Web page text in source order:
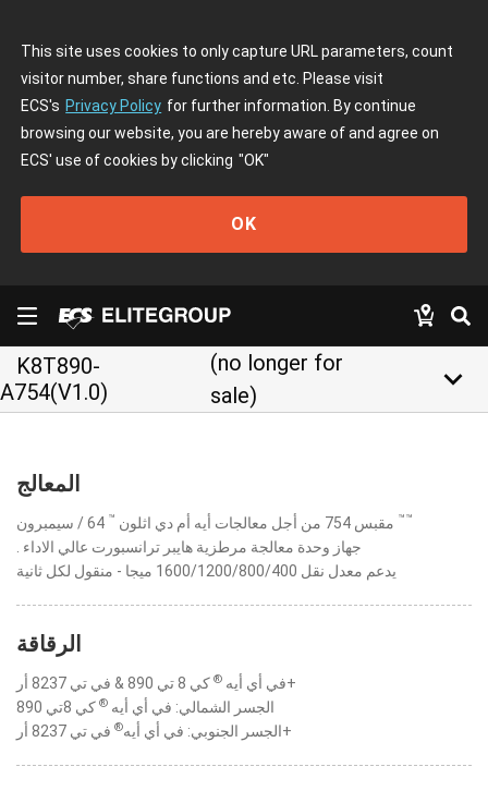
This site uses cookies to only capture URL parameters, count
visitor number, share functions and etc. Please visit
ECS's Privacy Policy for further information. By continue
browsing our website, you are hereby aware of and agree on
ECS' use of cookies by clicking "OK"
OK
K8T890-
A754(V1.0)
(no longer for
sale)
keyboard_arrow_down
المعالج
مقبس 754 من أجل معالجات أيه أم دي اثلون ™ ™™
. جهاز وحدة معالجة مرطزية هايبر ترانسبورت عالي الاداء
يدعم معدل نقل 1600/1200/800/400 ميجا - منقول لكل ثانية
الرقاقة
في أي أيه ®
كي 8 تي 890 & في تي 8237 أر+
الجسر الشمالي: في أي أيه ® كي 8تي 890
الجسر الجنوبي: في أي أيه® في تي 8237 أر+